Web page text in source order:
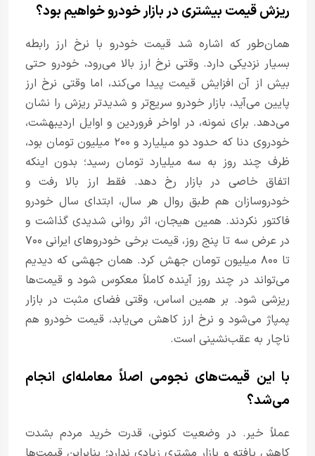
ریزش قیمت بیشتری در بازار خودرو خواهیم بود؟
همان‌طور که اشاره شد قیمت خودرو با نرخ ارز رابطه
بسیار نزدیکی دارد. وقتی نرخ ارز بالا می‌رود، خودرو حتی
بیش از آن افزایش قیمت پیدا می‌کند، اما وقتی نرخ ارز
پایین می‌آید، بازار خودرو سریع‌تر و شدیدتر ریزش را نشان
می‌دهد. برای نمونه، در اواخر فروردین و اوایل اردیبهشت،
خودروی دنا که حدود دو میلیارد و ۲۰۰ میلیون تومان بود،
ظرف چند روز به سه میلیارد تومان رسید؛ بدون اینکه
اتفاق خاصی در بازار رخ دهد. فقط ارز بالا رفت و
خودروسازان هم طبق روال هر سال، ابتدای سال خودرو
فاکتور نکردند. همین هیجان، اثر روانی شدیدی گذاشت و
در عرض سه تا پنج روز، قیمت برخی خودرو‌های ایرانی ۷۰۰
تا ۸۰۰ میلیون تومان جهش کرد. همان جهشی که دیدیم
می‌تواند در چند روز آینده کاملاً معکوس شود و قیمت‌ها
ریزشی شود. بر همین اساس، وقتی فضای مثبت در بازار
پمپاژ می‌شود و نرخ ارز کاهش می‌یابد، قیمت خودرو هم
ناچار به عقب‌نشینی است.
با این قیمت‌های نجومی اصلاً معامله‌ای انجام
می‌شد؟
عملاً خیر. در وضعیت کنونی، قدرت خرید مردم بشدت